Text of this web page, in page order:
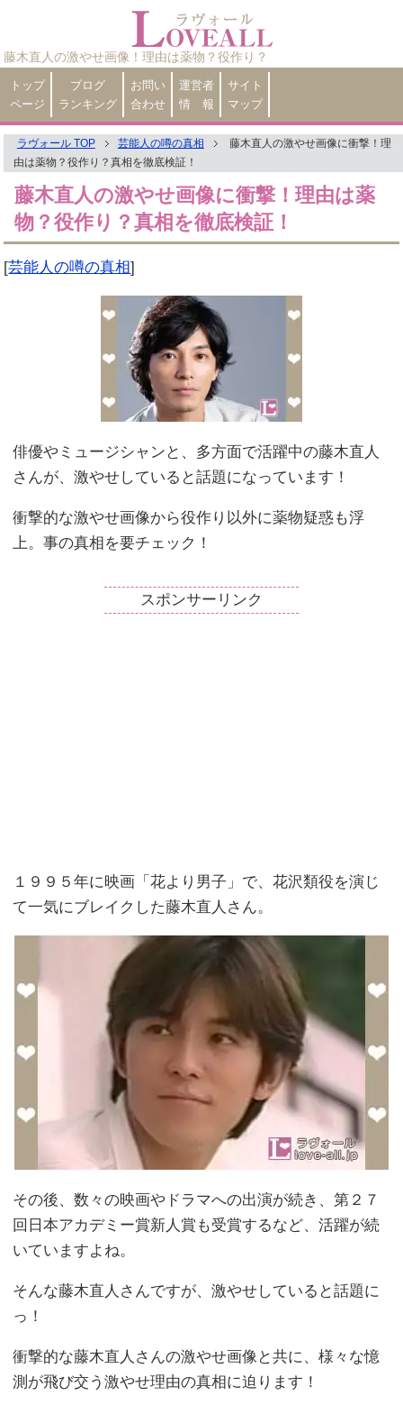
藤木直人の激やせ画像！理由は薬物？役作り？
トップ
ページ
ブログ
ランキング
お問い
合わせ
運営者
情 報
サイト
マップ
ラヴォール TOP 芸能人の噂の真相
藤木直人の激やせ画像に衝撃！理
由は薬物？役作り？真相を徹底検証！
藤木直人の激やせ画像に衝撃！理由は薬
物？役作り？真相を徹底検証！
[芸能人の噂の真相]
俳優やミュージシャンと、多方面で活躍中の藤木直人
さんが、激やせしていると話題になっています！
衝撃的な激やせ画像から役作り以外に薬物疑惑も浮
上。事の真相を要チェック！
スポンサーリンク
１９９５年に映画「花より男子」で、花沢類役を演じ
て一気にブレイクした藤木直人さん。
その後、数々の映画やドラマへの出演が続き、第２７
回日本アカデミー賞新人賞も受賞するなど、活躍が続
いていますよね。
そんな藤木直人さんですが、激やせしていると話題に
っ！
衝撃的な藤木直人さんの激やせ画像と共に、様々な憶
測が飛び交う激やせ理由の真相に迫ります！